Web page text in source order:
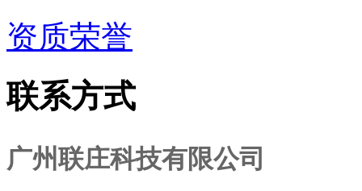
资质荣誉
联系方式
广州联庄科技有限公司